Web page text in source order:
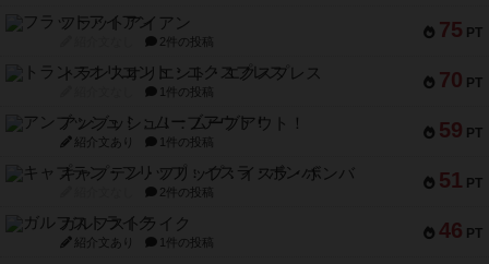
75 PT
フラットアイアン
2件の投稿
70 PT
トランスオリエント・エクスプレス
1件の投稿
59 PT
アンブッシュ！：ムーブアウト！
紹介文あり 1件の投稿
51 PT
キャプテン・フリップ：イスラ・ボンバ
2件の投稿
46 PT
ガルフストライク
紹介文あり 1件の投稿